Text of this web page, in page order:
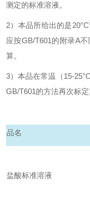
测定的标准溶液。
2）本品所给出的是
应按GB/T601的附录A
算。
3）本品在常温（15-
GB/T601的方法再次标
品名
盐酸标准溶液